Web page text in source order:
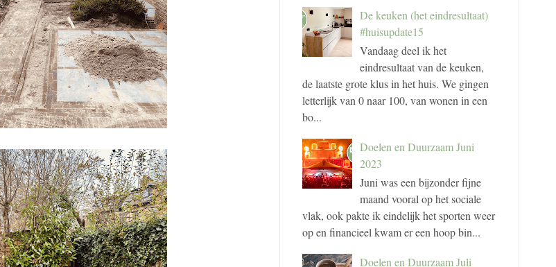
De keuken (het eindresultaat)
#huisupdate15
Vandaag deel ik het
eindresultaat van de keuken,
de laatste grote klus in het huis. We gingen
letterlijk van 0 naar 100, van wonen in een
bo...
Doelen en Duurzaam Juni
2023
Juni was een bijzonder fijne
maand vooral op het sociale
vlak, ook pakte ik eindelijk het sporten weer
op en financieel kwam er een hoop bin...
Doelen en Duurzaam Juli